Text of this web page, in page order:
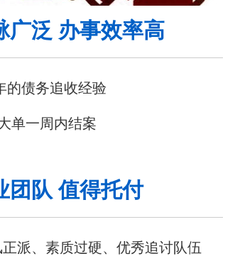
泛 办事效率高
的债务追收经验
单一周内结案
队 值得托付
派、素质过硬、优秀追讨队伍